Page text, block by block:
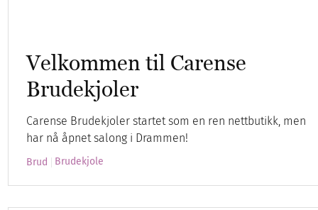
Velkommen til Carense
Brudekjoler
Carense Brudekjoler startet som en ren nettbutikk, men
har nå åpnet salong i Drammen!
Brud Brudekjole